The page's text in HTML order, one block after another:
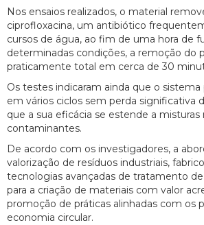
Nos ensaios realizados, o material
ciprofloxacina, um antibiótico
cursos de água, ao fim de uma hora de
determinadas condições, a remoção do
praticamente total em cerca de 30
Os testes indicaram ainda que o
em vários ciclos sem perda significativa
que a sua eficácia se estende a
contaminantes.
De acordo com os investigadores, a
valorização de resíduos industriais,
tecnologias avançadas de tratamento
para a criação de materiais com valor
promoção de práticas alinhadas com os
economia circular.